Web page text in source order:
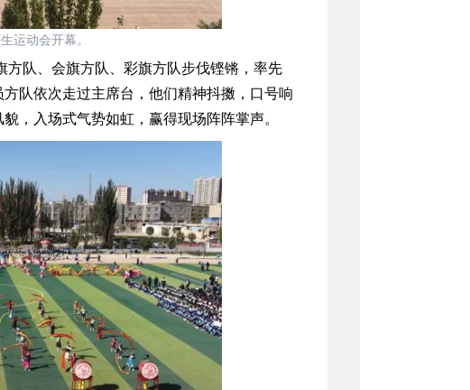
运动会开幕。
队、会旗方队、彩旗方队步伐铿锵，率先
队依次走过主席台，他们精神抖擞，口号响
，入场式气势如虹，赢得现场阵阵掌声。